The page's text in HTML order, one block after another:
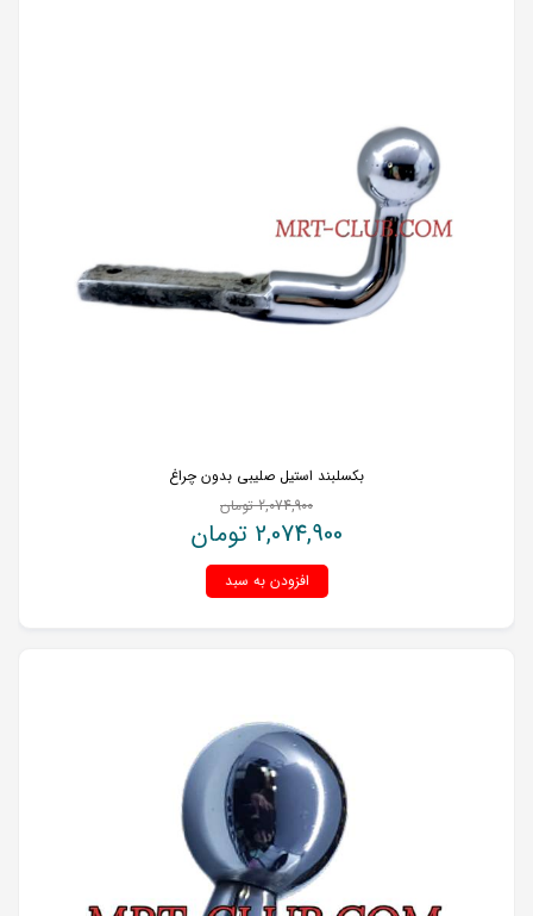
بکسلبند استیل صلیبی بدون چراغ
2,074,900 تومان
2,074,900 تومان
افزودن به سبد